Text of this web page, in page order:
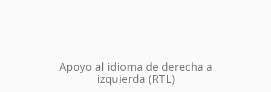
Apoyo al idioma de derecha a
izquierda (RTL)